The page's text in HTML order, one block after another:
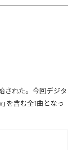
された。今回デジタ
を含む全1曲となっ